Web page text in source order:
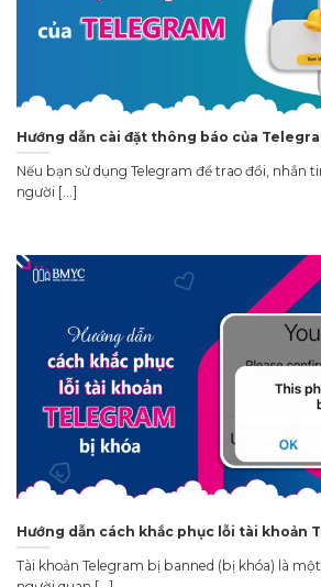
Hướng dẫn cài đặt thông báo của
Nếu bạn sử dụng Telegram để trao đổi, nhắn
người [...]
Hướng dẫn cách khắc phục lỗi tài khoản
Tài khoản Telegram bị banned (bị khóa) là